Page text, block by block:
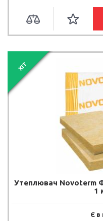
ХІТ
Утеплювач Novoterm
1
Є в